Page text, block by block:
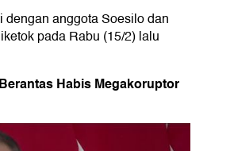
anggota Soesilo dan
pada Rabu (15/2) lalu
Habis Megakoruptor